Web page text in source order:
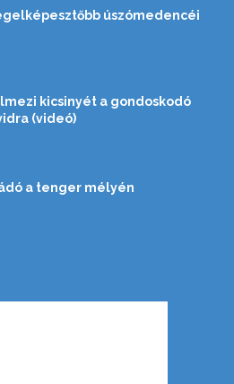
úszómedencéi
kicsinyét a gondoskodó
(videó)
a tenger mélyén